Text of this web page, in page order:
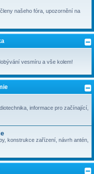
našeho fóra, upozornění na
vesmíru a vše kolem!
informace pro začínající,
konstrukce zařízení, návrh antén,